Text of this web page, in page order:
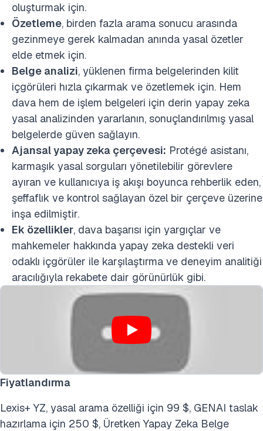
oluşturmak için.
Özetleme, birden fazla arama sonucu arasında
gezinmeye gerek kalmadan anında yasal özetler
elde etmek için.
Belge analizi, yüklenen firma belgelerinden kilit
içgörüleri hızla çıkarmak ve özetlemek için. Hem
dava hem de işlem belgeleri için derin yapay zeka
yasal analizinden yararlanın, sonuçlandırılmış yasal
belgelerde güven sağlayın.
Ajansal yapay zeka çerçevesi: Protégé asistanı,
karmaşık yasal sorguları yönetilebilir görevlere
ayıran ve kullanıcıya iş akışı boyunca rehberlik eden,
şeffaflık ve kontrol sağlayan özel bir çerçeve üzerine
inşa edilmiştir.
Ek özellikler, dava başarısı için yargıçlar ve
mahkemeler hakkında yapay zeka destekli veri
odaklı içgörüler ile karşılaştırma ve deneyim analitiği
aracılığıyla rekabete dair görünürlük gibi.
Fiyatlandırma
Lexis+ YZ, yasal arama özelliği için 99 $, GENAI taslak
hazırlama için 250 $, Üretken Yapay Zeka Belge